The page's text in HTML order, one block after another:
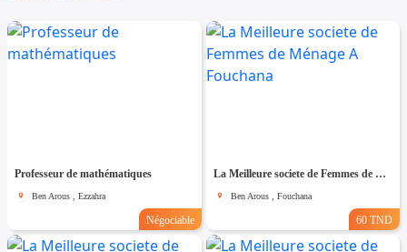
Professeur de mathématiques
Ben Arous , Ezzahra
Négociable
La Meilleure societe de Femmes de Ménage A Fouchana
Ben Arous , Fouchana
60 TND